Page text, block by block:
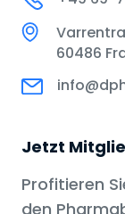
60486
Jetzt
Profitieren
den